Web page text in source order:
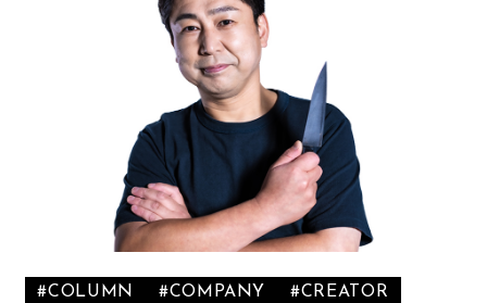
#COLUMN #COMPANY
#CREATOR